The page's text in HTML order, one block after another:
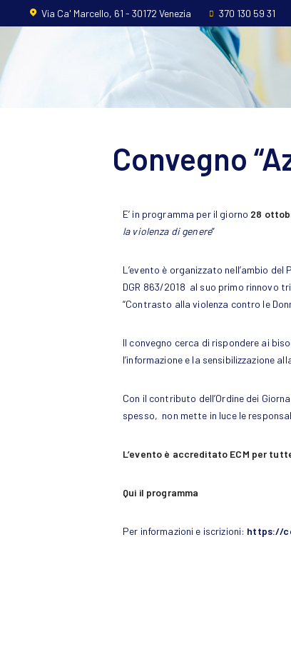
Via Ca' Marcello, 61 - 30172 Venezia 370 130 59 31
Home
FormazioneConvegno
E’ in programma per il giorno 28
la violenza di genere”
L’evento è organizzato nell’ambio
DGR 863/2018 al suo primo rinnovo
“Contrasto alla violenza contro le
Il convegno cerca di rispondere ai
l’informazione e la sensibilizzazione
Con il contributo dell’Ordine dei
spesso, non mette in luce le
L’evento è accreditato ECM per
Qui il programma
Per informazioni e iscrizioni: https://